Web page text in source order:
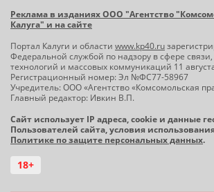
Реклама в изданиях ООО "Агентство
Калуга" и на сайте
Портал Калуги и области www.kp40.ru
Федеральной службой по надзору в сфере
технологий и массовых коммуникаций 11
Регистрационный номер: Эл №ФС77-58967
Учредитель: ООО «Агентство «Комсомольская
Главный редактор: Ивкин В.П.
Сайт использует IP адреса, cookie и данные
Пользователей сайта, условия
Политике по защите персональных данных.
18+